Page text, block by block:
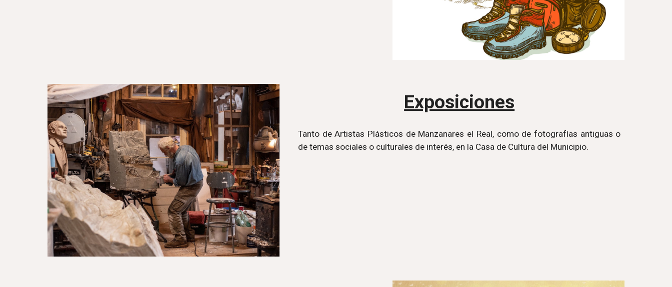
Exposiciones
Tanto de Artistas Plásticos de Manzanares el Real, como de fotografías antiguas o
de temas sociales o culturales de interés, en la Casa de Cultura del Municipio.